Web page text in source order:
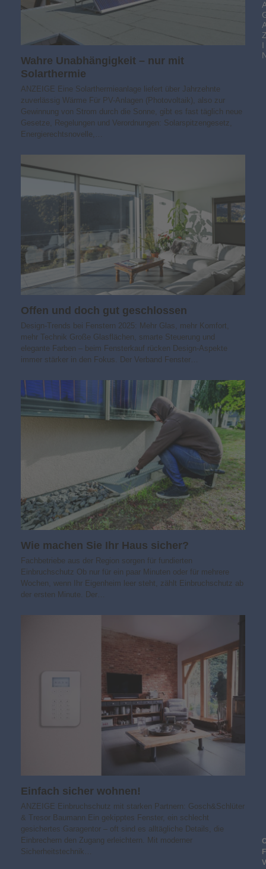
Wahre Unabhängigkeit – nur mit
Solarthermie
ANZEIGE Eine Solarthermieanlage liefert über Jahrzehnte
zuverlässig Wärme Für PV-Anlagen (Photovoltaik), also zur
Gewinnung von Strom durch die Sonne, gibt es fast täglich neue
Gesetze, Regelungen und Verordnungen: Solarspitzengesetz,
Energierechtsnovelle,…
Offen und doch gut geschlossen
Design-Trends bei Fenstern 2025: Mehr Glas, mehr Komfort,
mehr Technik Große Glasflächen, smarte Steuerung und
elegante Farben – beim Fensterkauf rücken Design-Aspekte
immer stärker in den Fokus. Der Verband Fenster…
Wie machen Sie Ihr Haus sicher?
Fachbetriebe aus der Region sorgen für fundierten
Einbruchschutz Ob nur für ein paar Minuten oder für mehrere
Wochen, wenn Ihr Eigenheim leer steht, zählt Einbruchschutz ab
der ersten Minute. Der…
Einfach sicher wohnen!
ANZEIGE Einbruchschutz mit starken Partnern: Gosch&Schlüter
& Tresor Baumann Ein gekipptes Fenster, ein schlecht
gesichertes Garagentor – oft sind es alltägliche Details, die
Einbrechern den Zugang erleichtern. Mit moderner
Sicherheitstechnik…
I